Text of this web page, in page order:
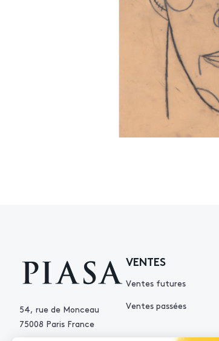
54, rue de Monceau
75008 Paris France
VENTES
Ventes futures
Ventes passées